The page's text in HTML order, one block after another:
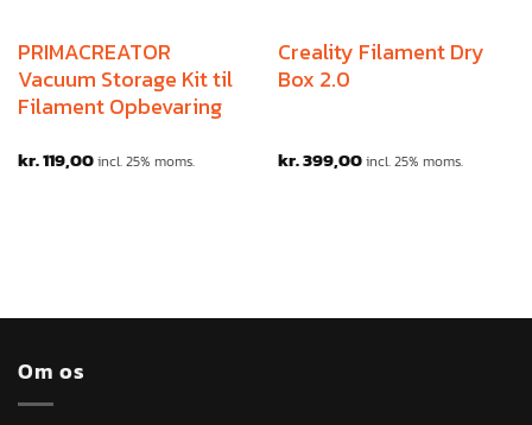
PRIMACREATOR
Vacuum Storage Kit til
Filament Opbevaring
kr.119,00incl. 25% moms.
Creality Filament Dry
Box 2.0
kr.399,00incl. 25% moms.
Om os